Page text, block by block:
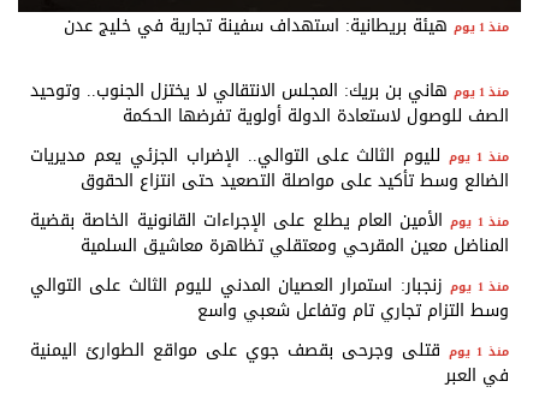
اليمنية بوابل من الصواريخ والطائرات
منذ 1 يوم هيئة بريطانية: استهداف سفينة تجارية في خليج عدن
منذ 1 يوم هاني بن بريك: المجلس الانتقالي لا يختزل الجنوب.. وتوحيد
الصف للوصول لاستعادة الدولة أولوية تفرضها الحكمة
منذ 1 يوم لليوم الثالث على التوالي.. الإضراب الجزئي يعم مديريات
الضالع وسط تأكيد على مواصلة التصعيد حتى انتزاع الحقوق
منذ 1 يوم الأمين العام يطلع على الإجراءات القانونية الخاصة بقضية
المناضل معين المقرحي ومعتقلي تظاهرة معاشيق السلمية
منذ 1 يوم زنجبار: استمرار العصيان المدني لليوم الثالث على التوالي
وسط التزام تجاري تام وتفاعل شعبي واسع
منذ 1 يوم قتلى وجرحى بقصف جوي على مواقع الطوارئ اليمنية
في العبر